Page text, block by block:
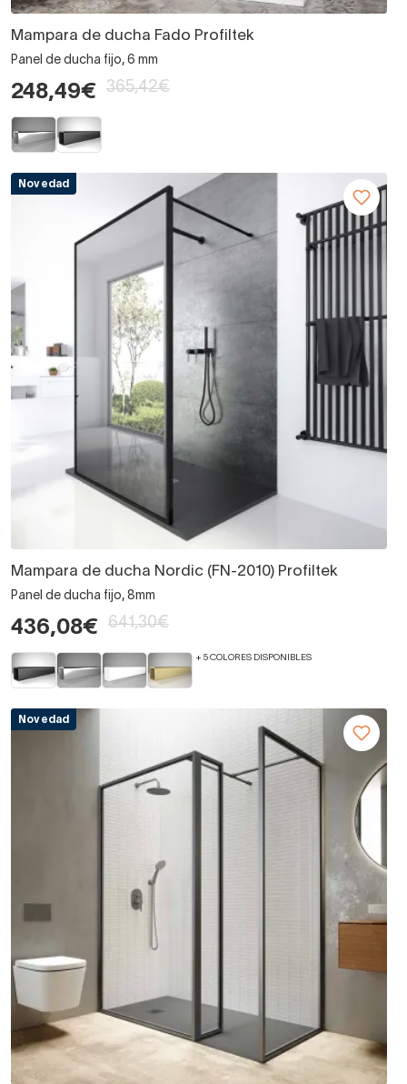
Mampara de ducha Fado Profiltek
Panel de ducha fijo, 6 mm
248,49€ 365,42€
Novedad
Mampara de ducha Nordic (FN-2010) Profiltek
Panel de ducha fijo, 8mm
436,08€ 641,30€
+ 5 COLORES DISPONIBLES
Novedad